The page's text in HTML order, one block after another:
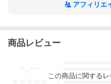
・一日中冷えないので、重宝し
アフィリエ
商品レビュー
3
この商品に関する